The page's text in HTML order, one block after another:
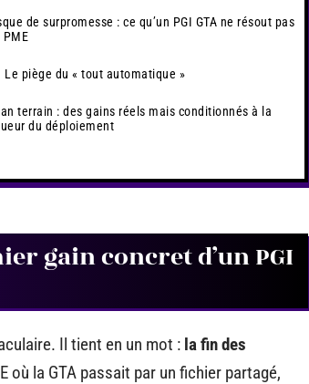
de surpromesse : ce qu’un PGI GTA ne résout pas
PME
Le piège du « tout automatique »
terrain : des gains réels mais conditionnés à la
du déploiement
gain concret d’un PGI
Il tient en un mot : la fin des
où la GTA passait par un fichier partagé,